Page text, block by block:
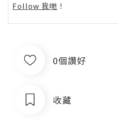
Follow 我哋 ！
0個讚好
收藏